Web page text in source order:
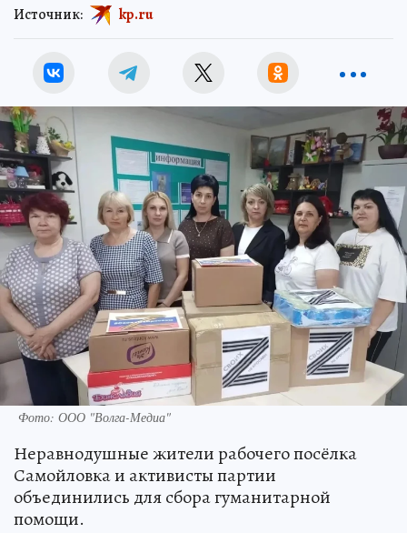
Источник: kp.ru
Фото: ООО "Волга-Медиа"
Неравнодушные жители рабочего посёлка
Самойловка и активисты партии
объединились для сбора гуманитарной
помощи.